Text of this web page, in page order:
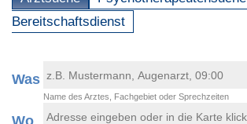
Bereitschaftsdienst
Was
Name des Arztes, Fachgebiet oder Sprechzeiten
Wo